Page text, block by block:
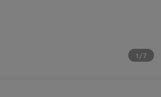
1/7